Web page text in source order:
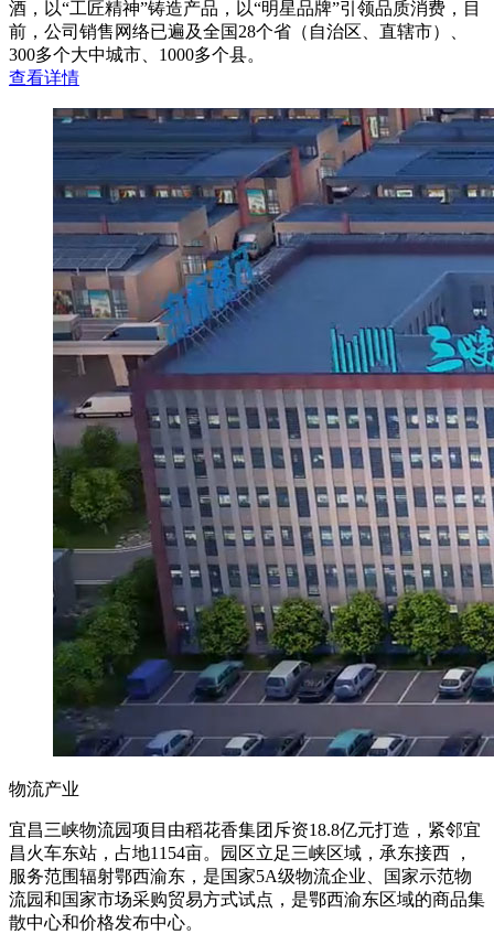
酒，以“工匠精神”铸造产品，以“明星品牌”引领品质消费，目
前，公司销售网络已遍及全国28个省（自治区、直辖市）、
300多个大中城市、1000多个县。
查看详情
物流产业
宜昌三峡物流园项目由稻花香集团斥资18.8亿元打造，紧邻宜
昌火车东站，占地1154亩。园区立足三峡区域，承东接西 ，
服务范围辐射鄂西渝东，是国家5A级物流企业、国家示范物
流园和国家市场采购贸易方式试点，是鄂西渝东区域的商品集
散中心和价格发布中心。